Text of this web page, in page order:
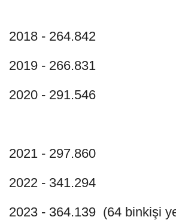
2018 - 264.842
2019 - 266.831
2020 - 291.546
2021 - 297.860
2022 - 341.294
2023 - 364.139 (64 binkişi